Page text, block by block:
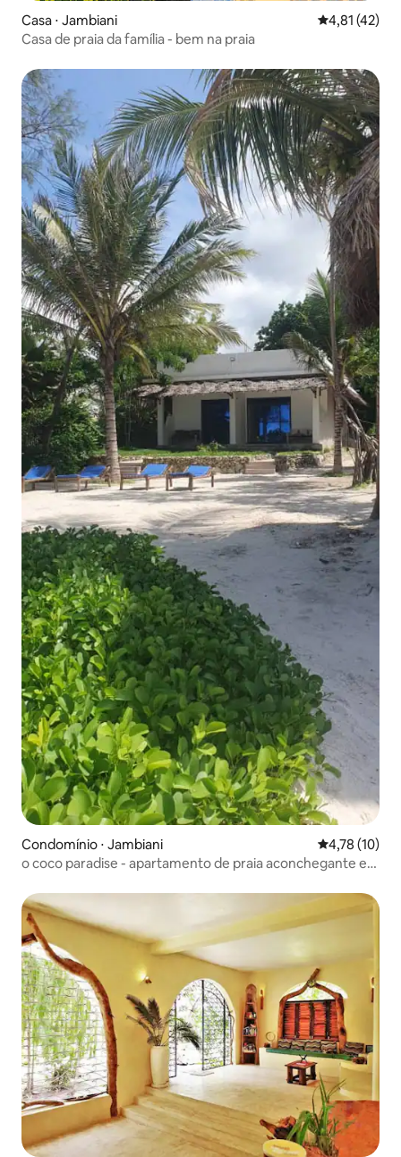
Casa ⋅ Jambiani 4,81 de uma
4,81 (42)
Casa de praia da família - bem na praia
Condomínio ⋅ Jambiani 4,78 de uma
4,78 (10)
o coco paradise - apartamento de praia aconchegante em